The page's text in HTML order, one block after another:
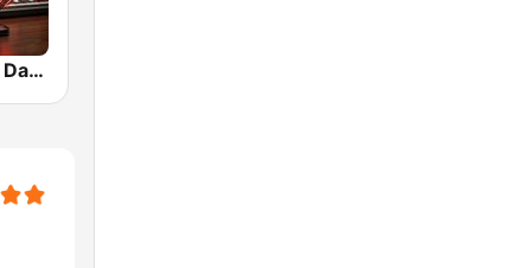
Pasión por el Dance